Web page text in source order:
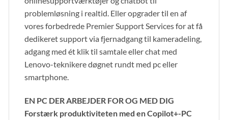
problemløsning i realtid. Eller opgrader til en af
vores forbedrede Premier Support Services for at få
dedikeret support via fjernadgang til kameradeling,
adgang med ét klik til samtale eller chat med
Lenovo-teknikere døgnet rundt med pc eller
smartphone.
EN PC DER ARBEJDER FOR OG MED DIG
Forstærk produktiviteten med en Copilot+-PC